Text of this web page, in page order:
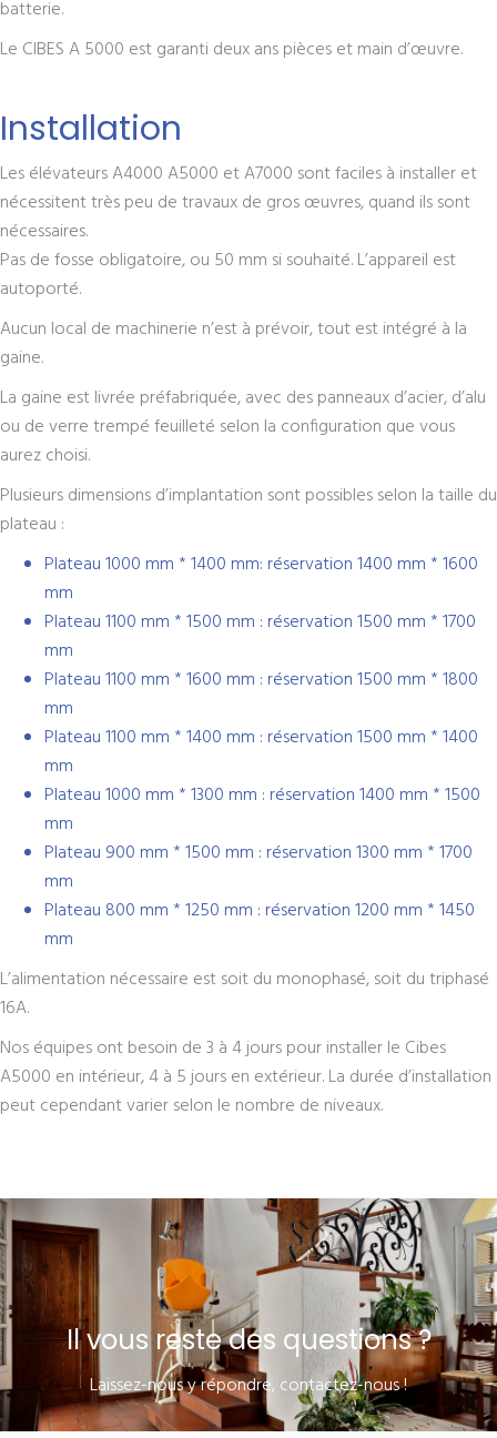
batterie.
Le CIBES A 5000 est garanti deux ans pièces et main d’œuvre.
Installation
Les élévateurs A4000 A5000 et A7000 sont faciles à installer et
nécessitent très peu de travaux de gros œuvres, quand ils sont
nécessaires.
Pas de fosse obligatoire, ou 50 mm si souhaité. L’appareil est
autoporté.
Aucun local de machinerie n’est à prévoir, tout est intégré à la
gaine.
La gaine est livrée préfabriquée, avec des panneaux d’acier, d’alu
ou de verre trempé feuilleté selon la configuration que vous
aurez choisi.
Plusieurs dimensions d’implantation sont possibles selon la taille du
plateau :
Plateau 1000 mm * 1400 mm: réservation 1400 mm * 1600
mm
Plateau 1100 mm * 1500 mm : réservation 1500 mm * 1700
mm
Plateau 1100 mm * 1600 mm : réservation 1500 mm * 1800
mm
Plateau 1100 mm * 1400 mm : réservation 1500 mm * 1400
mm
Plateau 1000 mm * 1300 mm : réservation 1400 mm * 1500
mm
Plateau 900 mm * 1500 mm : réservation 1300 mm * 1700
mm
Plateau 800 mm * 1250 mm : réservation 1200 mm * 1450
mm
L’alimentation nécessaire est soit du monophasé, soit du triphasé
16A.
Nos équipes ont besoin de 3 à 4 jours pour installer le Cibes
A5000 en intérieur, 4 à 5 jours en extérieur. La durée d’installation
peut cependant varier selon le nombre de niveaux.
Il vous reste des questions ?
Laissez-nous y répondre, contactez-nous !